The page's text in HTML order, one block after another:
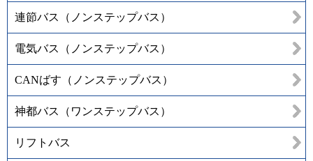
連節バス（ノンステップバス）
電気バス（ノンステップバス）
CANばす（ノンステップバス）
神都バス（ワンステップバス）
リフトバス